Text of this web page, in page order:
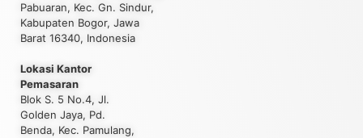
Pabuaran, Kec. Gn. Sindur,
Kabupaten Bogor, Jawa
Barat 16340, Indonesia
Lokasi Kantor
Pemasaran
Blok S. 5 No.4, Jl.
Golden Jaya, Pd.
Benda, Kec. Pamulang,